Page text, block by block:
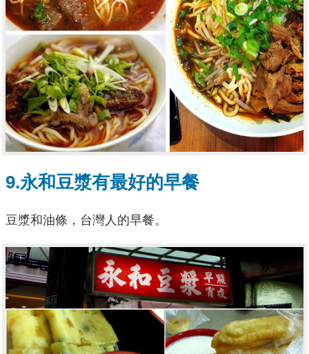
9.永和豆漿有最好的早餐
豆漿和油條，台灣人的早餐。